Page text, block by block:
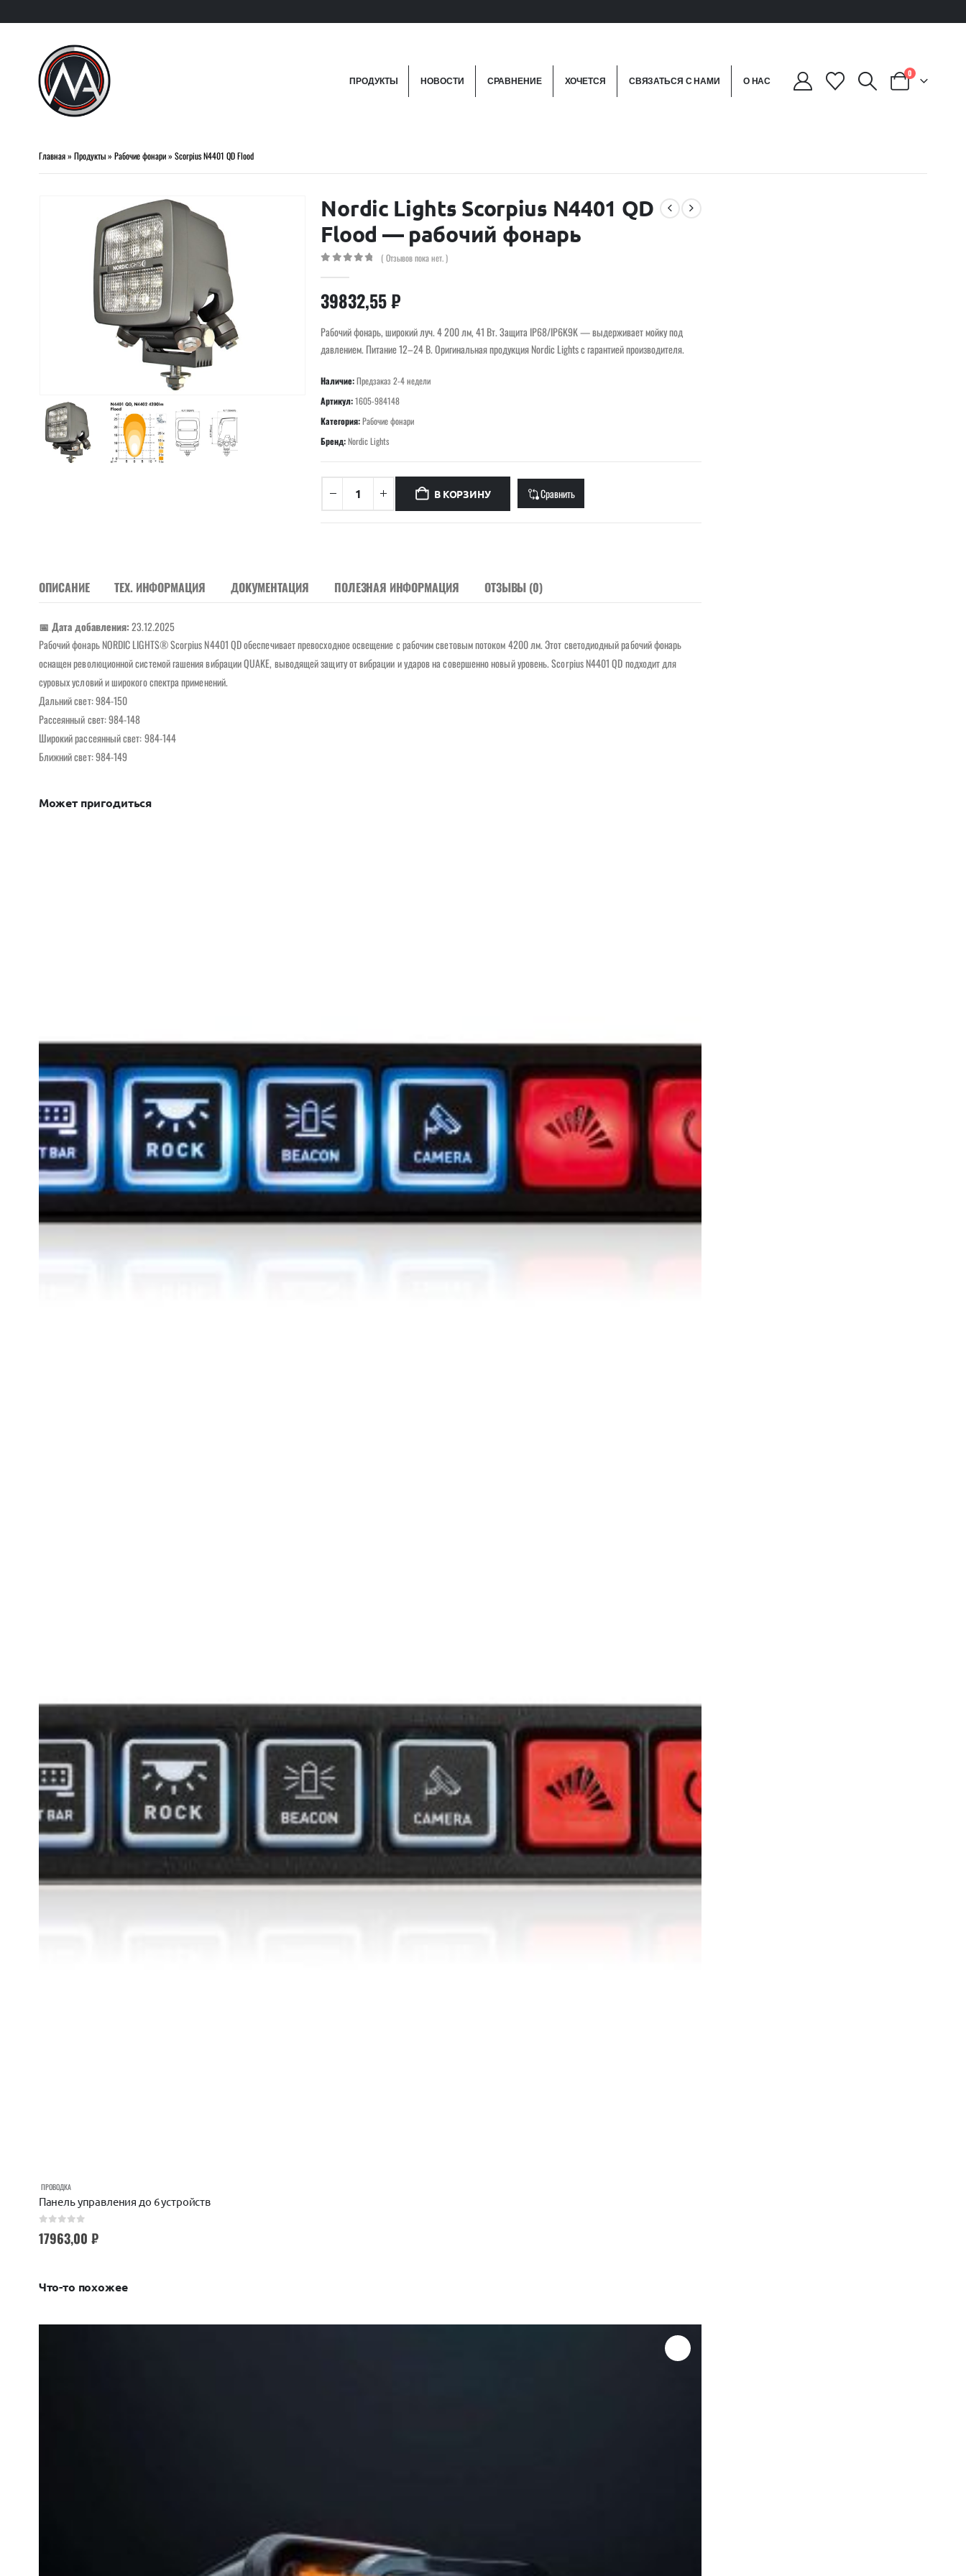
ПРОДУКТЫ НОВОСТИ СРАВНЕНИЕ ХОЧЕТСЯ СВЯЗАТЬСЯ С НАМИ О НАС
0
Главная» Продукты» Рабочие фонари» Scorpius N4401 QD Flood
Nordic Lights Scorpius N4401 QD
Flood — рабочий фонарь
( Отзывов пока нет. )
39832,55₽
Рабочий фонарь, широкий луч. 4 200 лм, 41 Вт. Защита IP68/IP6K9K — выдерживает мойку под
давлением. Питание 12–24 В. Оригинальная продукция Nordic Lights с гарантией производителя.
Наличие:Предзаказ 2-4 недели
Артикул:1605-984148
Категория:Рабочие фонари
Бренд:Nordic Lights
В КОРЗИНУ Сравнить
ОПИСАНИЕ ТЕХ. ИНФОРМАЦИЯ ДОКУМЕНТАЦИЯ ПОЛЕЗНАЯ ИНФОРМАЦИЯ ОТЗЫВЫ (0)
📅 Дата добавления:23.12.2025
Рабочий фонарь NORDIC LIGHTS® Scorpius N4401 QD обеспечивает превосходное освещение с рабочим световым потоком 4200 лм. Этот светодиодный рабочий фонарь
оснащен революционной системой гашения вибрации QUAKE, выводящей защиту от вибрации и ударов на совершенно новый уровень. Scorpius N4401 QD подходит для
суровых условий и широкого спектра применений.
Дальний свет: 984-150
Рассеянный свет: 984-148
Широкий рассеянный свет: 984-144
Ближний свет: 984-149
Может пригодиться
ПРОВОДКА
Панель управления до 6 устройств
17963,00 ₽
Что-то похожее